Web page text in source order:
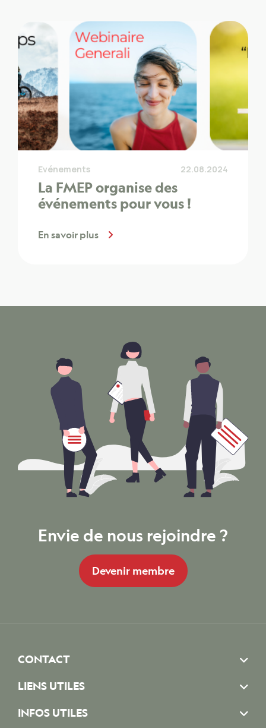
Evénements 22.08.2024
La FMEP organise des
événements pour vous !
En savoir plus
Envie de nous rejoindre ?
Devenir membre
CONTACT
LIENS UTILES
INFOS UTILES